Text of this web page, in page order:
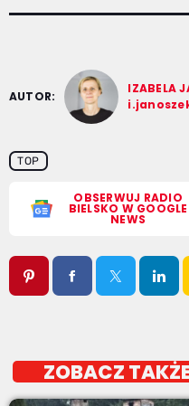
AUTOR:
IZABELA
TOP
OBSERWUJ RADIO
BIELSKO W GOOGLE
NEWS
ZOBACZ